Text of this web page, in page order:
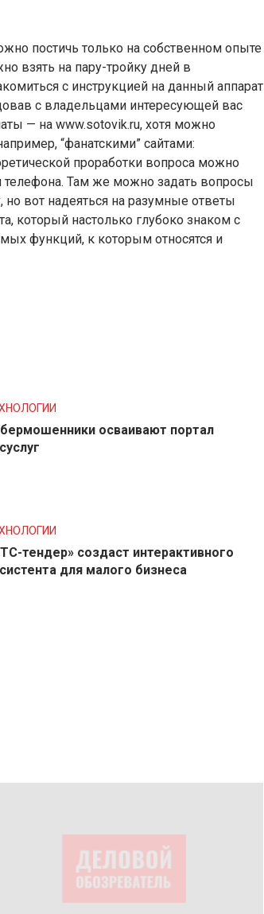
постичь только на собственном опыте
взять на пару-тройку дней в
с инструкцией на данный аппарат
с владельцами интересующей вас
— на www.sotovik.ru, хотя можно
“фанатскими” сайтами:
проработки вопроса можно
телефона. Там же можно задать вопросы
вот надеяться на разумные ответы
который настолько глубоко знаком с
функций, к которым относятся и
осваивают портал
тендер» создаст интерактивного
для малого бизнеса